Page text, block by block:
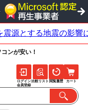
ンが安い！
ログイン
会員登録
比較リスト 閲覧履歴 カート